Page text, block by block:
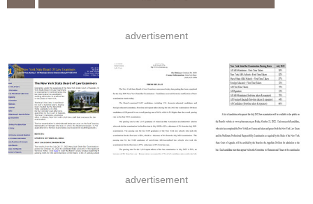
advertisement
advertisement